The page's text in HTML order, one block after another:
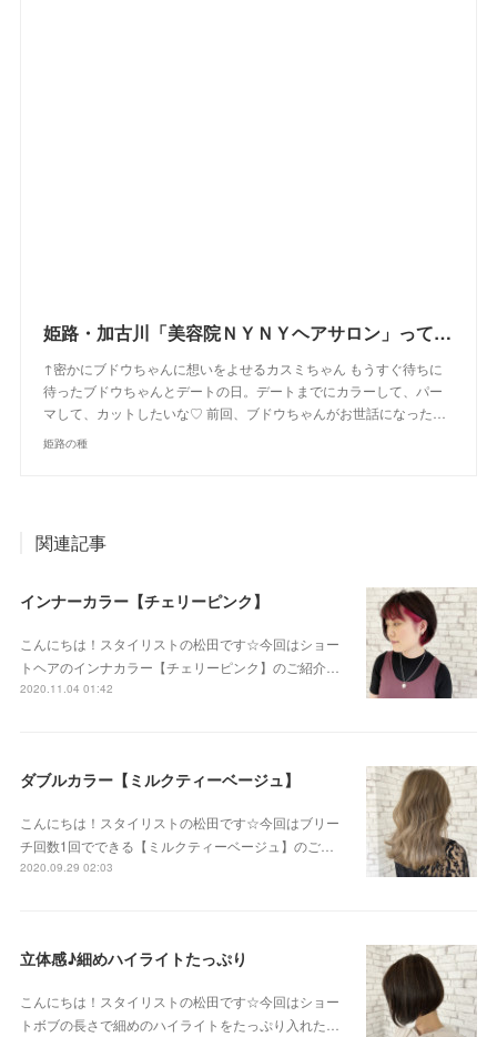
姫路・加古川「美容院ＮＹＮＹヘアサロン」って入りにくい！？実際に４店に行ってきた感想！お得なクーポンゲットしたよ【姫路の種宣伝部】
↑密かにブドウちゃんに想いをよせるカスミちゃん もうすぐ待ちに
待ったブドウちゃんとデートの日。デートまでにカラーして、パー
マして、カットしたいな♡ 前回、ブドウちゃんがお世話になった…
姫路の種
関連記事
インナーカラー【チェリーピンク】
こんにちは！スタイリストの松田です☆今回はショー
トヘアのインナカラー【チェリーピンク】のご紹介…
2020.11.04 01:42
ダブルカラー【ミルクティーベージュ】
こんにちは！スタイリストの松田です☆今回はブリー
チ回数1回でできる【ミルクティーベージュ】のご…
2020.09.29 02:03
立体感♪細めハイライトたっぷり
こんにちは！スタイリストの松田です☆今回はショー
トボブの長さで細めのハイライトをたっぷり入れた…